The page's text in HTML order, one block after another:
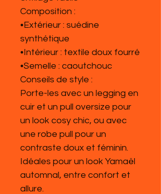
Composition :
•Extérieur : suédine
synthétique
•Intérieur : textile doux fourré
•Semelle : caoutchouc
Conseils de style :
Porte-les avec un legging en
cuir et un pull oversize pour
un look cosy chic, ou avec
une robe pull pour un
contraste doux et féminin.
Idéales pour un look Yamaël
automnal, entre confort et
allure.